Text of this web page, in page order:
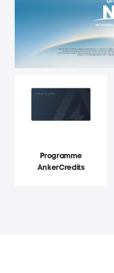
Programme
AnkerCredits